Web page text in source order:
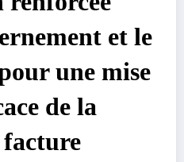
et le
une mise
de la